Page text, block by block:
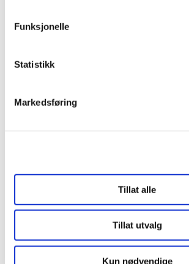
Funksjonelle
Statistikk
Markedsføring
Tillat alle
Tillat utvalg
Kun nødvendige
4 stjerner
1 stjerne
Vurdert av 4 kunder